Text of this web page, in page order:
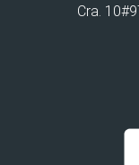
Cra.